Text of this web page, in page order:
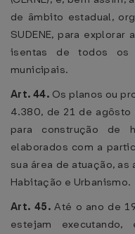
de âmbito estadual,
SUDENE, para
isentas de todos os
municipais.
Art. 44. Os planos ou
4.380, de 21 de
para construção de
elaborados com a
sua área de atuação,
Habitação e Urbanismo.
Art. 45.Até o ano de
estejam executando,